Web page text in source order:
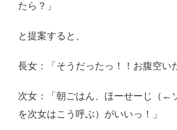
たら？」
と提案すると、
長女：「そうだったっ！！お腹空い
次女：「朝ごはん、ほーせーじ（←
を次女はこう呼ぶ）がいいっ！」